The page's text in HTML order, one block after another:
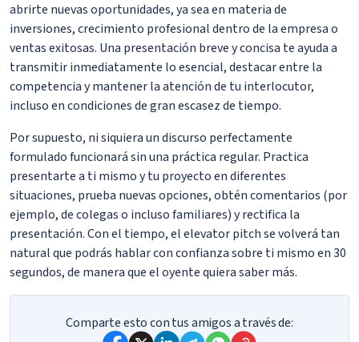
abrirte nuevas oportunidades, ya sea en materia de
inversiones, crecimiento profesional dentro de la empresa o
ventas exitosas. Una presentación breve y concisa te ayuda a
transmitir inmediatamente lo esencial, destacar entre la
competencia y mantener la atención de tu interlocutor,
incluso en condiciones de gran escasez de tiempo.
Por supuesto, ni siquiera un discurso perfectamente
formulado funcionará sin una práctica regular. Practica
presentarte a ti mismo y tu proyecto en diferentes
situaciones, prueba nuevas opciones, obtén comentarios (por
ejemplo, de colegas o incluso familiares) y rectifica la
presentación. Con el tiempo, el elevator pitch se volverá tan
natural que podrás hablar con confianza sobre ti mismo en 30
segundos, de manera que el oyente quiera saber más.
Comparte esto con tus amigos a través de: